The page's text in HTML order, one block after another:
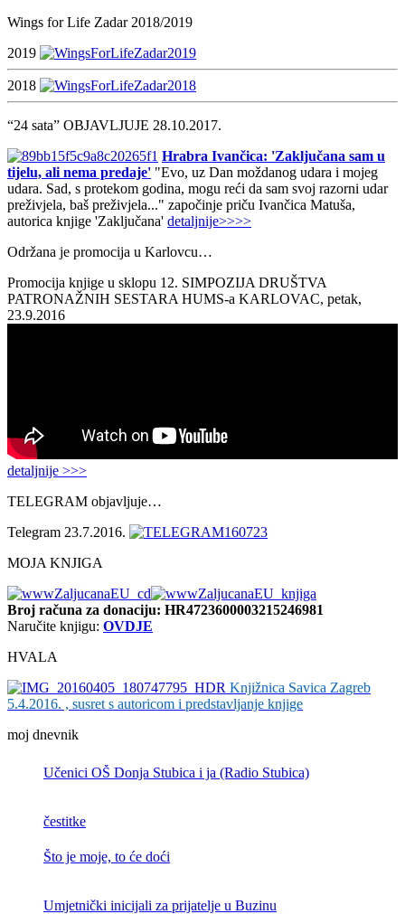
Wings for Life Zadar 2018/2019
2019
2018
“24 sata” OBJAVLJUJE 28.10.2017.
Hrabra Ivančica: 'Zaključana sam u
tijelu, ali nema predaje' "Evo, uz Dan moždanog udara i mojeg
udara. Sad, s protekom godina, mogu reći da sam svoj razorni udar
preživjela, baš preživjela..." započinje priču Ivančica Matuša,
autorica knjige 'Zaključana' detaljnije>>>>
Održana je promocija u Karlovcu…
Promocija knjige u sklopu 12. SIMPOZIJA DRUŠTVA
PATRONAŽNIH SESTARA HUMS-a KARLOVAC, petak,
23.9.2016
detaljnije >>>
TELEGRAM objavljuje…
Telegram 23.7.2016.
MOJA KNJIGA
Broj računa za donaciju: HR4723600003215246981
Naručite knjigu: OVDJE
HVALA
Knjižnica Savica Zagreb
5.4.2016. , susret s autoricom i predstavljanje knjige
moj dnevnik
Učenici OŠ Donja Stubica i ja (Radio Stubica)
čestitke
Što je moje, to će doći
Umjetnički inicijali za prijatelje u Buzinu